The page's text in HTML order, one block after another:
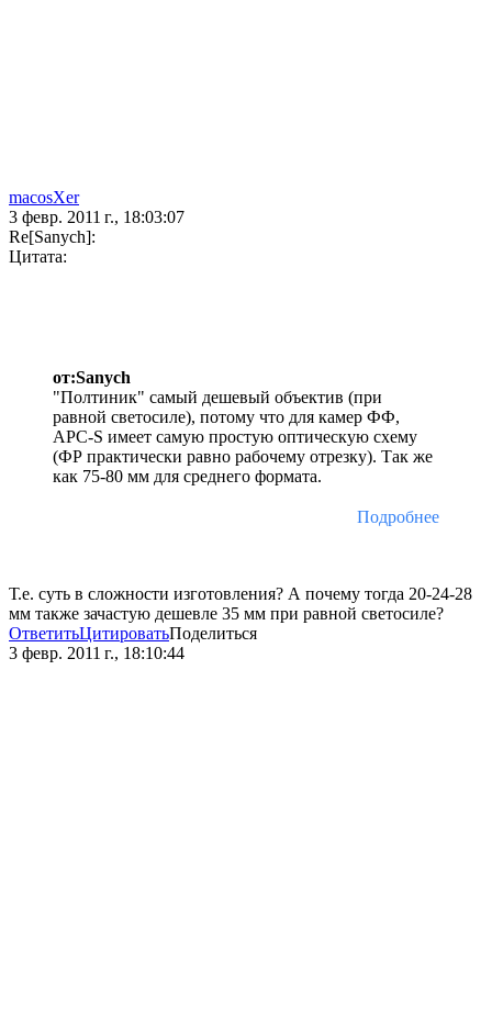
macosXer
3 февр. 2011 г., 18:03:07
Re[Sanych]:
Цитата:
от:Sanych
"Полтиник" самый дешевый объектив (при
равной светосиле), потому что для камер ФФ,
APC-S имеет самую простую оптическую схему
(ФР практически равно рабочему отрезку). Так же
как 75-80 мм для среднего формата.
Подробнее
Т.е. суть в сложности изготовления? А почему тогда 20-24-28
мм также зачастую дешевле 35 мм при равной светосиле?
ОтветитьЦитироватьПоделиться
3 февр. 2011 г., 18:10:44